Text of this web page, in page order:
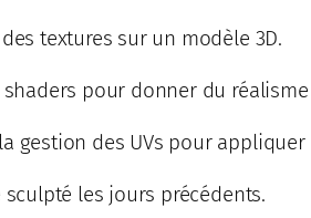
textures sur un modèle 3D.
pour donner du réalisme
gestion des UVs pour appliquer
les jours précédents.